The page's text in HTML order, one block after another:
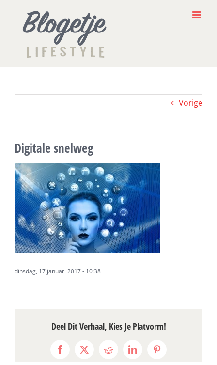
Vorige
Digitale snelweg
dinsdag, 17 januari 2017 - 10:38
Deel Dit Verhaal, Kies Je Platvorm!
Facebook
X RedditLinkedInPinterest